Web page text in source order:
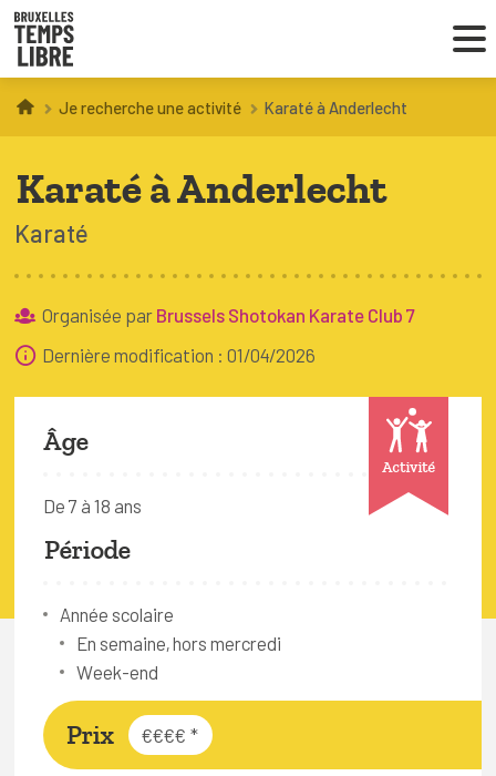
Infos parents
Droit au loisir
À BRUXELLES
FAQ
Connexion
Espace pro
Bruxelles Temps Libre
Je recherche une activité Karaté à Anderlecht
Karaté à Anderlecht
Karaté
Organisée par Brussels Shotokan Karate Club 7
Dernière modification : 01/04/2026
Activité
Âge
De 7 à 18 ans
Période
Année scolaire
En semaine, hors mercredi
Week-end
Prix €€€€ *